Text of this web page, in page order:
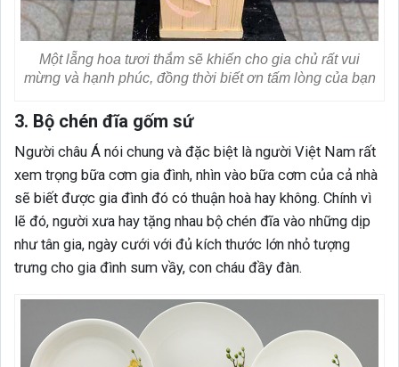
Một lẵng hoa tươi thắm sẽ khiến cho gia chủ rất vui
mừng và hạnh phúc, đồng thời biết ơn tấm lòng của bạn
3. Bộ chén đĩa gốm sứ
Người châu Á nói chung và đặc biệt là người Việt Nam rất
xem trọng bữa cơm gia đình, nhìn vào bữa cơm của cả nhà
sẽ biết được gia đình đó có thuận hoà hay không. Chính vì
lẽ đó, người xưa hay tặng nhau bộ chén đĩa vào những dịp
như tân gia, ngày cưới với đủ kích thước lớn nhỏ tượng
trưng cho gia đình sum vầy, con cháu đầy đàn.